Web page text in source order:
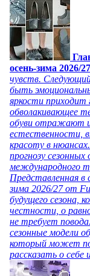
осень-зима 2026/27
чувств.
быть
яркости приходит
обволакивающее
обуви отражают
естественности,
красоту в
прогнозу
международного
Представленная в
зима 2026/27 от
будущего сезона,
честности, о
не требует
сезонные модели
который может
рассказать о себе